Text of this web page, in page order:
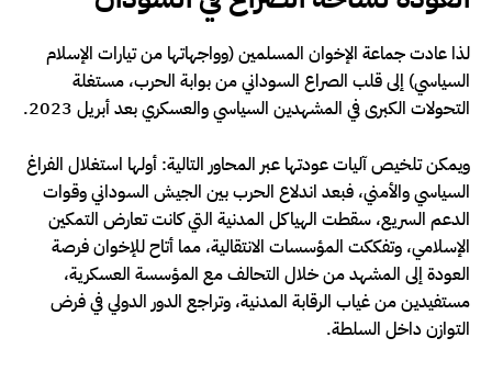
لذا عادت جماعة الإخوان المسلمين (وواجهاتها من تيارات الإسلام
السياسي) إلى قلب الصراع السوداني من بوابة الحرب، مستغلة
التحولات الكبرى في المشهدين السياسي والعسكري بعد أبريل 2023.
ويمكن تلخيص آليات عودتها عبر المحاور التالية: أولها استغلال الفراغ
السياسي والأمني، فبعد اندلاع الحرب بين الجيش السوداني وقوات
الدعم السريع، سقطت الهياكل المدنية التي كانت تعارض التمكين
الإسلامي، وتفككت المؤسسات الانتقالية، مما أتاح للإخوان فرصة
العودة إلى المشهد من خلال التحالف مع المؤسسة العسكرية،
مستفيدين من غياب الرقابة المدنية، وتراجع الدور الدولي في فرض
التوازن داخل السلطة.